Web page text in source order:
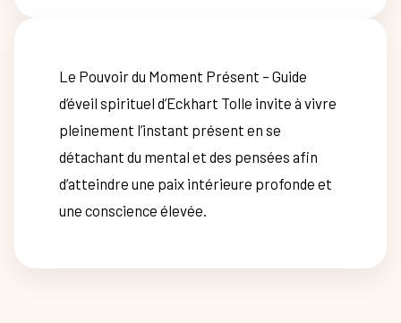
Le Pouvoir du Moment Présent – Guide
d’éveil spirituel d’Eckhart Tolle invite à vivre
pleinement l’instant présent en se
détachant du mental et des pensées afin
d’atteindre une paix intérieure profonde et
une conscience élevée.